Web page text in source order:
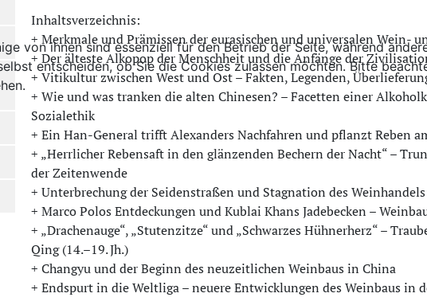
Inhaltsverzeichnis:
+ Merkmale und Prämissen der eurasischen und universalen Wein-
+ Der älteste Alkopop der Menschheit und die Anfänge der
+ Vitikultur zwischen West und Ost – Fakten, Legenden,
+ Wie und was tranken die alten Chinesen? – Facetten einer
Sozialethik
+ Ein Han-General trifft Alexanders Nachfahren und pflanzt Reben
+ „Herrlicher Rebensaft in den glänzenden Bechern der Nacht“ –
der Zeitenwende
+ Unterbrechung der Seidenstraßen und Stagnation des
+ Marco Polos Entdeckungen und Kublai Khans Jadebecken –
+ „Drachenauge“, „Stutenzitze“ und „Schwarzes Hühnerherz“ –
Qing (14.–19. Jh.)
+ Changyu und der Beginn des neuzeitlichen Weinbaus in China
+ Endspurt in die Weltliga – neuere Entwicklungen des Weinbaus in
von ihnen sind essenziell für den Betrieb der Seite, während
entscheiden, ob Sie die Cookies zulassen möchten. Bitte